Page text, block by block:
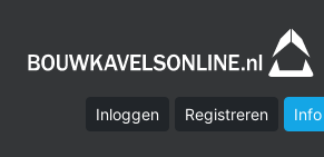
Inloggen Registreren